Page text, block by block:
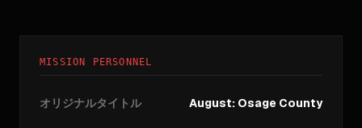
MISSION PERSONNEL
オリジナルタイトル August: Osage County